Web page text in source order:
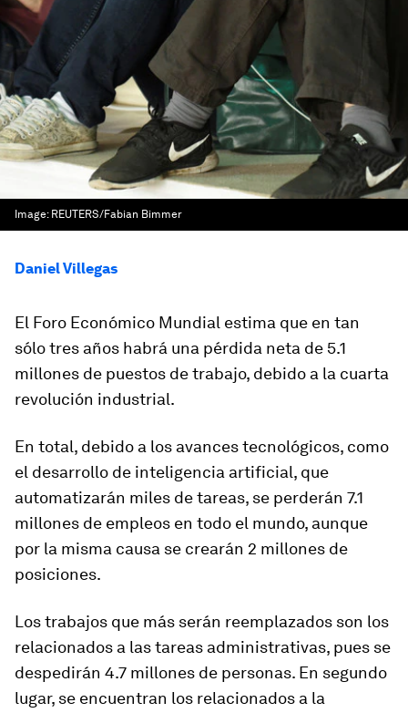
Image: REUTERS/Fabian Bimmer
Daniel Villegas
El Foro Económico Mundial estima que en tan
sólo tres años habrá una pérdida neta de 5.1
millones de puestos de trabajo, debido a la cuarta
revolución industrial.
En total, debido a los avances tecnológicos, como
el desarrollo de inteligencia artificial, que
automatizarán miles de tareas, se perderán 7.1
millones de empleos en todo el mundo, aunque
por la misma causa se crearán 2 millones de
posiciones.
Los trabajos que más serán reemplazados son los
relacionados a las tareas administrativas, pues se
despedirán 4.7 millones de personas. En segundo
lugar, se encuentran los relacionados a la